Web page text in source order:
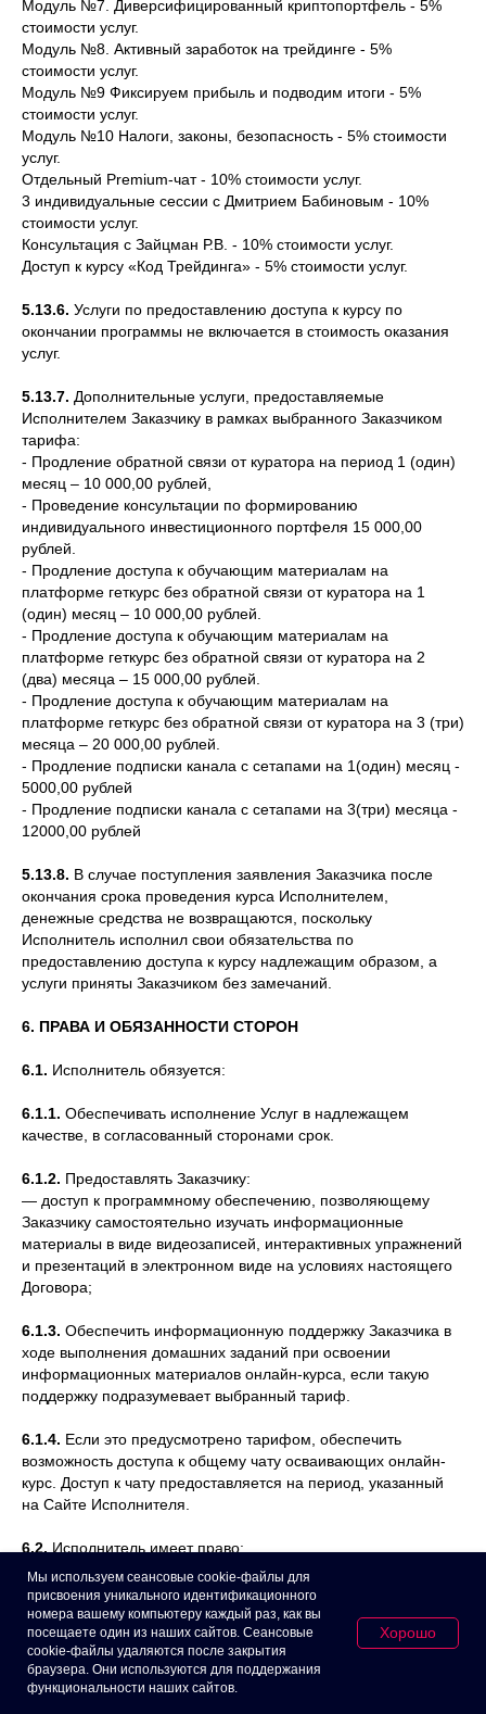
Модуль №7. Диверсифицированный криптопортфель - 5%
стоимости услуг.
Модуль №8. Активный заработок на трейдинге - 5%
стоимости услуг.
Модуль №9 Фиксируем прибыль и подводим итоги - 5%
стоимости услуг.
Модуль №10 Налоги, законы, безопасность - 5% стоимости
услуг.
Отдельный Premium-чат - 10% стоимости услуг.
3 индивидуальные сессии с Дмитрием Бабиновым - 10%
стоимости услуг.
Консультация с Зайцман Р.В. - 10% стоимости услуг.
Доступ к курсу «Код Трейдинга» - 5% стоимости услуг.
5.13.6. Услуги по предоставлению доступа к курсу по
окончании программы не включается в стоимость оказания
услуг.
5.13.7. Дополнительные услуги, предоставляемые
Исполнителем Заказчику в рамках выбранного Заказчиком
тарифа:
- Продление обратной связи от куратора на период 1 (один)
месяц – 10 000,00 рублей,
- Проведение консультации по формированию
индивидуального инвестиционного портфеля 15 000,00
рублей.
- Продление доступа к обучающим материалам на
платформе геткурс без обратной связи от куратора на 1
(один) месяц – 10 000,00 рублей.
- Продление доступа к обучающим материалам на
платформе геткурс без обратной связи от куратора на 2
(два) месяца – 15 000,00 рублей.
- Продление доступа к обучающим материалам на
платформе геткурс без обратной связи от куратора на 3 (три)
месяца – 20 000,00 рублей.
- Продление подписки канала с сетапами на 1(один) месяц -
5000,00 рублей
- Продление подписки канала с сетапами на 3(три) месяца -
12000,00 рублей
5.13.8. В случае поступления заявления Заказчика после
окончания срока проведения курса Исполнителем,
денежные средства не возвращаются, поскольку
Исполнитель исполнил свои обязательства по
предоставлению доступа к курсу надлежащим образом, а
услуги приняты Заказчиком без замечаний.
6. ПРАВА И ОБЯЗАННОСТИ СТОРОН
6.1. Исполнитель обязуется:
6.1.1. Обеспечивать исполнение Услуг в надлежащем
качестве, в согласованный сторонами срок.
6.1.2. Предоставлять Заказчику:
— доступ к программному обеспечению, позволяющему
Заказчику самостоятельно изучать информационные
материалы в виде видеозаписей, интерактивных упражнений
и презентаций в электронном виде на условиях настоящего
Договора;
6.1.3. Обеспечить информационную поддержку Заказчика в
ходе выполнения домашних заданий при освоении
информационных материалов онлайн-курса, если такую
поддержку подразумевает выбранный тариф.
6.1.4. Если это предусмотрено тарифом, обеспечить
возможность доступа к общему чату осваивающих онлайн-
курс. Доступ к чату предоставляется на период, указанный
на Сайте Исполнителя.
6.2. Исполнитель имеет право:
6.2.1.Изменять объем оказываемых услуг, стоимость,
условия данной публичной Оферты без предварительного
согласования с Заказчиком.
6.2.2.Добавлять электронный адрес и номер мобильного
телефона Заказчика, указанные при регистрации, в свой
Мы используем сеансовые cookie-файлы для
присвоения уникального идентификационного
номера вашему компьютеру каждый раз, как вы
посещаете один из наших сайтов. Сеансовые
cookie-файлы удаляются после закрытия
браузера. Они используются для поддержания
функциональности наших сайтов.
Хорошо